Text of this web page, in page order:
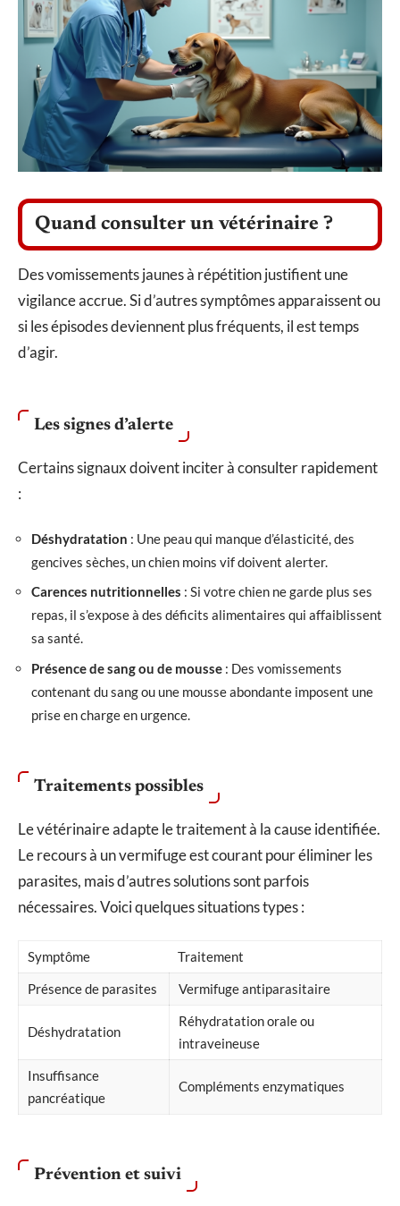
Quand consulter un vétérinaire ?
Des vomissements jaunes à répétition justifient une
vigilance accrue. Si d’autres symptômes apparaissent ou
si les épisodes deviennent plus fréquents, il est temps
d’agir.
Les signes d’alerte
Certains signaux doivent inciter à consulter rapidement
:
Déshydratation : Une peau qui manque d’élasticité, des
gencives sèches, un chien moins vif doivent alerter.
Carences nutritionnelles : Si votre chien ne garde plus ses
repas, il s’expose à des déficits alimentaires qui affaiblissent
sa santé.
Présence de sang ou de mousse : Des vomissements
contenant du sang ou une mousse abondante imposent une
prise en charge en urgence.
Traitements possibles
Le vétérinaire adapte le traitement à la cause identifiée.
Le recours à un vermifuge est courant pour éliminer les
parasites, mais d’autres solutions sont parfois
nécessaires. Voici quelques situations types :
Symptôme
Traitement
Présence de parasites
Vermifuge antiparasitaire
Déshydratation
Réhydratation orale ou
intraveineuse
Insuffisance
pancréatique
Compléments enzymatiques
Prévention et suivi